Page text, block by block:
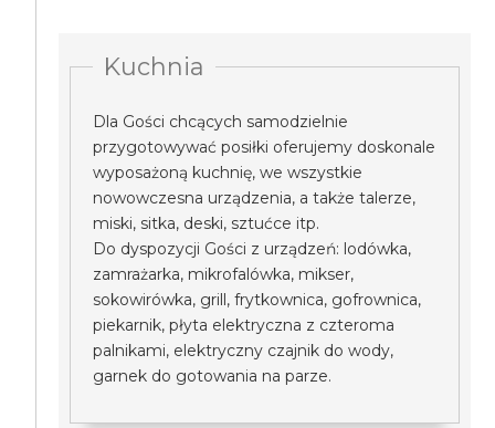
Kuchnia
Dla Gości chcących samodzielnie
przygotowywać posiłki oferujemy doskonale
wyposażoną kuchnię, we wszystkie
nowowczesna urządzenia, a także talerze,
miski, sitka, deski, sztućce itp.
Do dyspozycji Gości z urządzeń: lodówka,
zamrażarka, mikrofalówka, mikser,
sokowirówka, grill, frytkownica, gofrownica,
piekarnik, płyta elektryczna z czteroma
palnikami, elektryczny czajnik do wody,
garnek do gotowania na parze.